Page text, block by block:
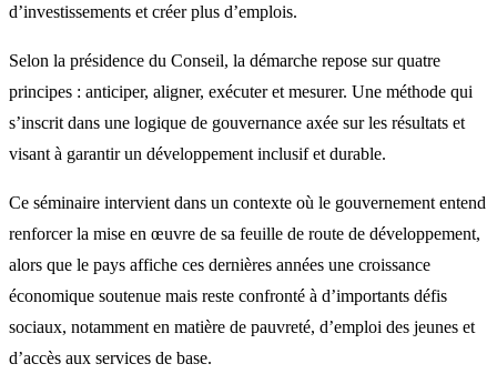
d’investissements et créer plus d’emplois.
Selon la présidence du Conseil, la démarche repose sur quatre
principes : anticiper, aligner, exécuter et mesurer. Une méthode qui
s’inscrit dans une logique de gouvernance axée sur les résultats et
visant à garantir un développement inclusif et durable.
Ce séminaire intervient dans un contexte où le gouvernement entend
renforcer la mise en œuvre de sa feuille de route de développement,
alors que le pays affiche ces dernières années une croissance
économique soutenue mais reste confronté à d’importants défis
sociaux, notamment en matière de pauvreté, d’emploi des jeunes et
d’accès aux services de base.